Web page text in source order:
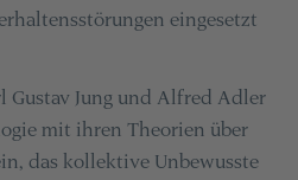
eingesetzt
Gustav Jung und Alfred Adler
mit ihren Theorien über
das kollektive Unbewusste